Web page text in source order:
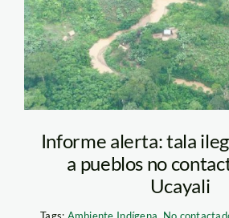
Informe alerta: tala
a pueblos no
Ucayali